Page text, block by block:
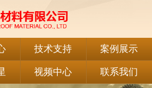
技术支持 案例展示
视频中心 联系我们